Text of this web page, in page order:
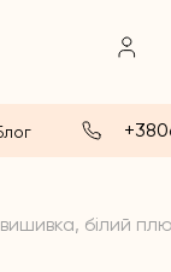
білий